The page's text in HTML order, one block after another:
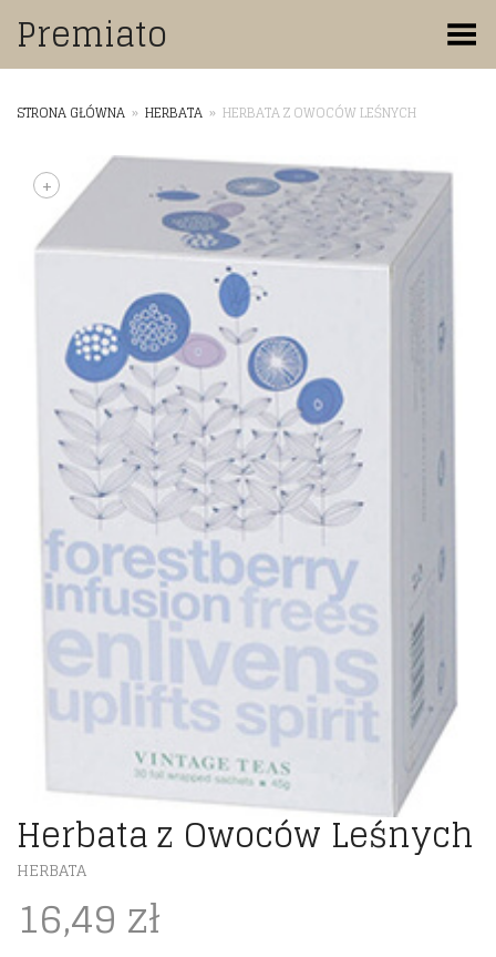
Premiato Toggle Menu
STRONA GŁÓWNA » HERBATA » HERBATA Z OWOCÓW LEŚNYCH
+
Herbata z Owoców Leśnych
HERBATA
16,49 zł